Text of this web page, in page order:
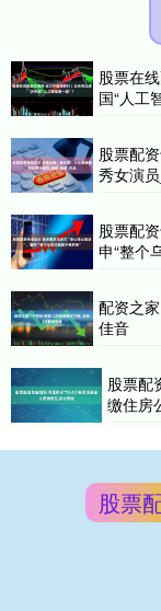
股票在
国“人工
股票配
秀女演
股票配
申“整个
配资之
佳音
股票配
缴住房
股票